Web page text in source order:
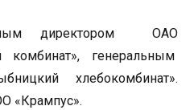
директором ОАО
генеральным
хлебокомбинат».
«Крампус».